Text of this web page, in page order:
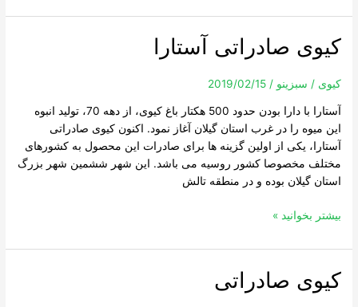
کیوی صادراتی آستارا
کیوی / سبزینو/
2019/02/15
آستارا با دارا بودن حدود 500 هکتار باغ کیوی، از دهه 70، تولید انبوه
این میوه را در غرب استان گیلان آغاز نمود. اکنون کیوی صادراتی
آستارا، یکی از اولین گزینه ها برای صادرات این محصول به کشورهای
مختلف مخصوصا کشور روسیه می باشد. این شهر ششمین شهر بزرگ
استان گیلان بوده و در منطقه تالش
کیوی
صادراتی
آستارا
بیشتر بخوانید »
کیوی صادراتی
کیوی
صادراتی